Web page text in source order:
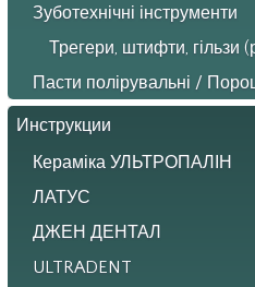
Зуботехнічні інструменти
Трегери, штифти, гільзи
Пасти полірувальні /
Инструкции
Кераміка УЛЬТРОПАЛІН
ЛАТУС
ДЖЕН ДЕНТАЛ
ULTRADENT